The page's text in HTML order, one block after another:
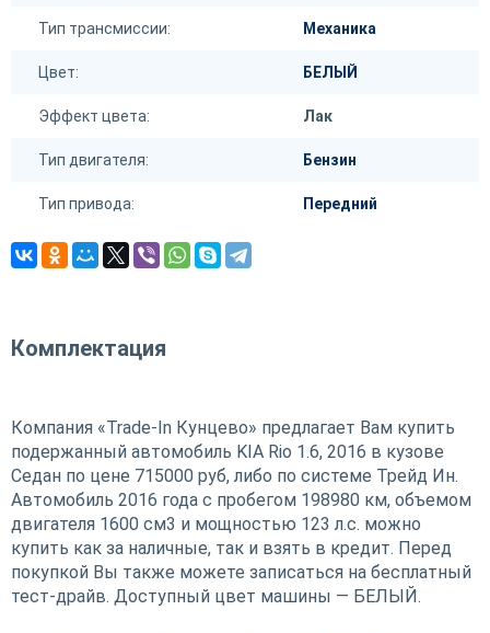
Тип трансмиссии: Механика
Цвет: БЕЛЫЙ
Эффект цвета: Лак
Тип двигателя: Бензин
Тип привода: Передний
Комплектация
Компания «Trade-In Кунцево» предлагает Вам купить
подержанный автомобиль KIA Rio 1.6, 2016 в кузове
Седан по цене 715000 руб, либо по системе Трейд Ин.
Автомобиль 2016 года с пробегом 198980 км, объемом
двигателя 1600 см3 и мощностью 123 л.с. можно
купить как за наличные, так и взять в кредит. Перед
покупкой Вы также можете записаться на бесплатный
тест-драйв. Доступный цвет машины — БЕЛЫЙ.